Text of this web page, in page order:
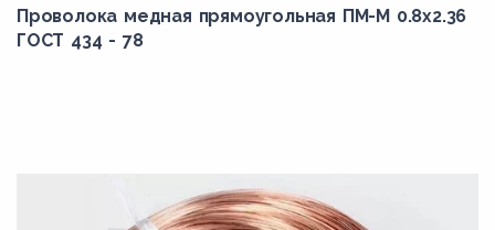
Проволока медная прямоугольная ПМ-М 0.8x2.36
ГОСТ 434 - 78